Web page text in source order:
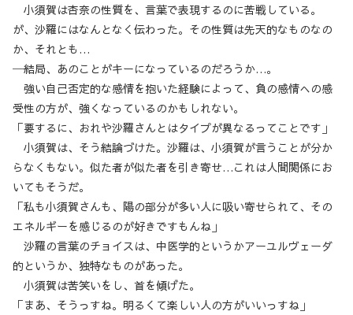
小須賀は杏奈の性質を、言葉で表現するのに苦戦している。
が、沙羅にはなんとなく伝わった。その性質は先天的なものなの
か、それとも…
─結局、あのことがキーになっているのだろうか…。
強い自己否定的な感情を抱いた経験によって、負の感情への感
受性の方が、強くなっているのかもしれない。
「要するに、おれや沙羅さんとはタイプが異なるってことです」
小須賀は、そう結論づけた。沙羅は、小須賀が言うことが分か
らなくもない。似た者が似た者を引き寄せ…これは人間関係にお
いてもそうだ。
「私も小須賀さんも、陽の部分が多い人に吸い寄せられて、その
エネルギーを感じるのが好きですもんね」
沙羅の言葉のチョイスは、中医学的というかアーユルヴェーダ
的というか、独特なものがあった。
小須賀は苦笑いをし、首を傾げた。
「まあ、そうっすね。明るくて楽しい人の方がいいっすね」